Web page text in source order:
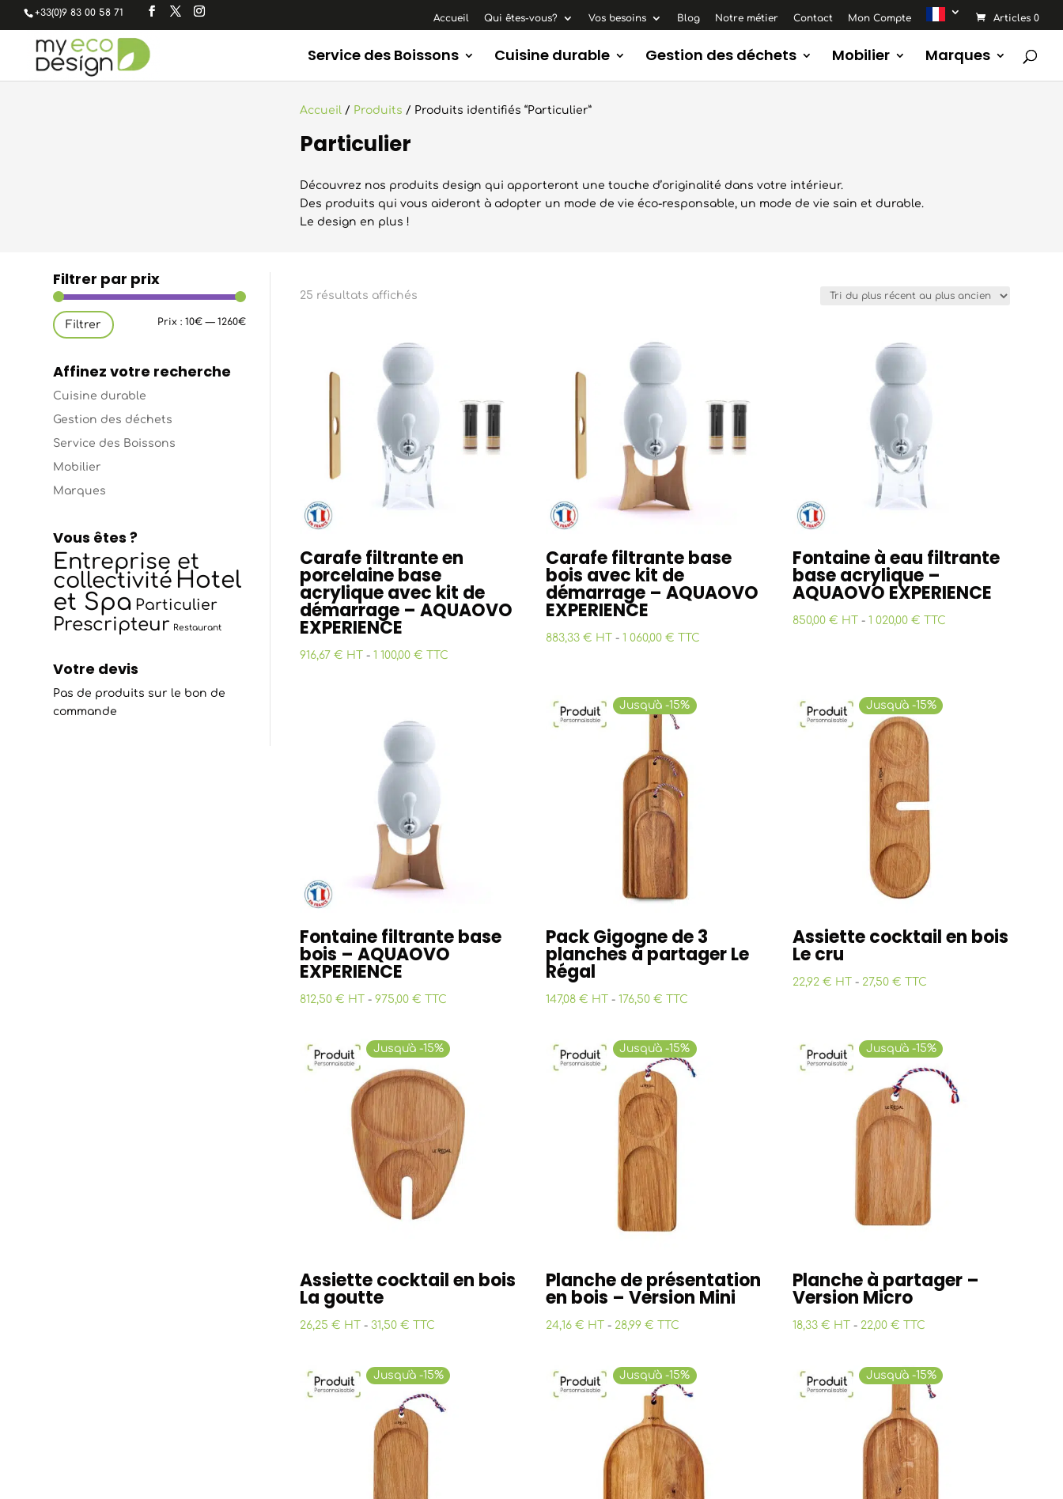
+33(0)9 83 00 58 71 Accueil Qui êtes-vous? Vos besoins Blog Notre métier Contact Mon Compte Articles 0
Service des Boissons Cuisine durable Gestion des déchets Mobilier Marques
Accueil / Produits / Produits identifiés “Particulier”
Particulier
Découvrez nos produits design qui apporteront une touche d’originalité dans votre intérieur.
Des produits qui vous aideront à adopter un mode de vie éco-responsable, un mode de vie sain et durable.
Le design en plus !
Filtrer par prix
Prix
Prix
Filtrer Prix :10€ —1260€
Affinez votre recherche
Cuisine durable
Gestion des déchets
Service des Boissons
Mobilier
Marques
Vous êtes ?
Entreprise et
collectivité Hotel
et Spa Particulier
Prescripteur Restaurant
Votre devis
Pas de produits sur le bon de
commande
25 résultats affichésTrié
récent
plus
Carafe filtrante en
porcelaine base
acrylique avec kit de
démarrage – AQUAOVO
EXPERIENCE
916,67 € HT - 1 100,00 € TTC
Carafe filtrante base
bois avec kit de
démarrage – AQUAOVO
EXPERIENCE
883,33 € HT -1 060,00 € TTC
Fontaine à eau filtrante
base acrylique –
AQUAOVO EXPERIENCE
850,00 € HT - 1 020,00 € TTC
Fontaine filtrante base
bois – AQUAOVO
EXPERIENCE
812,50 € HT - 975,00 € TTC
Jusqu'à -15%
Pack Gigogne de 3
planches à partager Le
Régal
147,08 € HT -176,50 € TTC
Jusqu'à -15%
Assiette cocktail en bois
Le cru
22,92 € HT - 27,50 € TTC
Jusqu'à -15%
Assiette cocktail en bois
La goutte
26,25 € HT - 31,50 € TTC
Jusqu'à -15%
Planche de présentation
en bois – Version Mini
24,16 € HT - 28,99 € TTC
Jusqu'à -15%
Planche à partager –
Version Micro
18,33 € HT - 22,00 € TTC
Jusqu'à -15% Jusqu'à -15% Jusqu'à -15%